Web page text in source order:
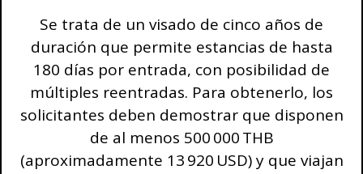
Se trata de un visado de cinco años de
duración que permite estancias de hasta
180 días por entrada, con posibilidad de
múltiples reentradas. Para obtenerlo, los
solicitantes deben demostrar que disponen
de al menos 500 000 THB
(aproximadamente 13 920 USD) y que viajan